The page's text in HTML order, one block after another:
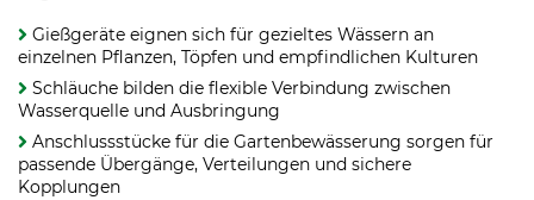
Gießgeräte eignen sich für gezieltes Wässern an
einzelnen Pflanzen, Töpfen und empfindlichen Kulturen
Schläuche bilden die flexible Verbindung zwischen
Wasserquelle und Ausbringung
Anschlussstücke für die Gartenbewässerung sorgen für
passende Übergänge, Verteilungen und sichere
Kopplungen